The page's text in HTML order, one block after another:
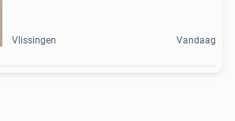
Vlissingen Vandaag